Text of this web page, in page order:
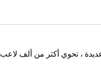
، تحوي أكثر من ألف لاعب